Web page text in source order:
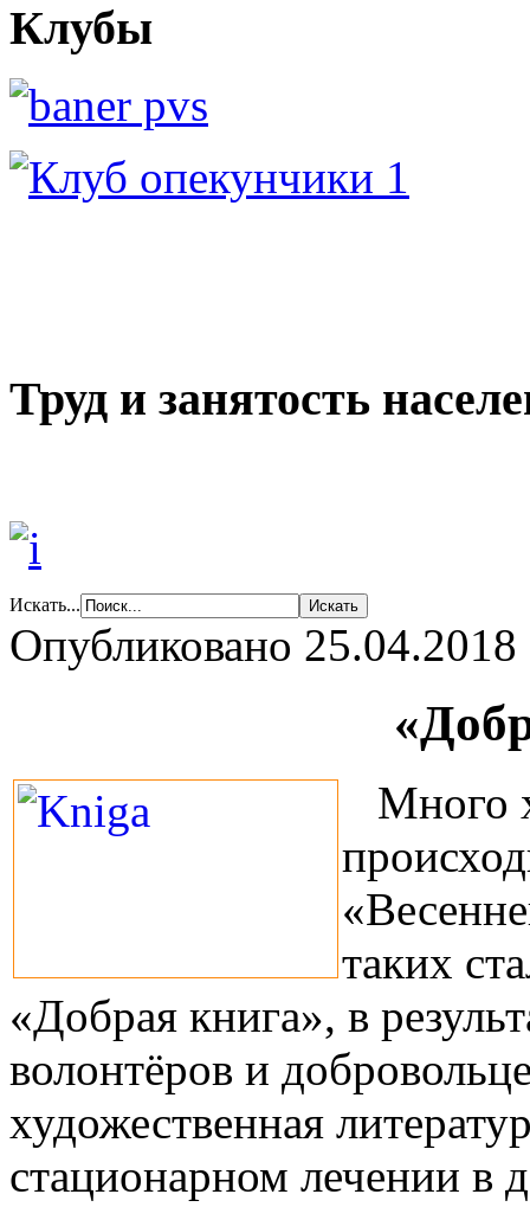
Клубы
Труд и занятость
Искать...
Опубликовано
Много
таких
«Добрая книга», в
волонтёров и
художественная
стационарном лечении в